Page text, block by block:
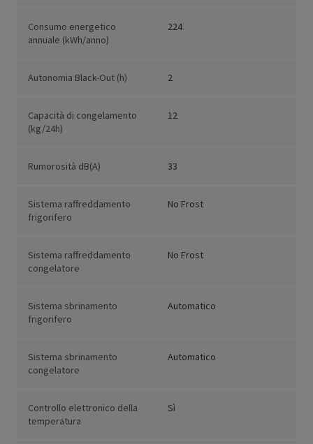
Consumo energetico
annuale (kWh/anno)
224
Autonomia Black-Out (h) 2
Capacità di congelamento
(kg/24h)
12
Rumorosità dB(A) 33
Sistema raffreddamento
frigorifero
No Frost
Sistema raffreddamento
congelatore
No Frost
Sistema sbrinamento
frigorifero
Automatico
Sistema sbrinamento
congelatore
Automatico
Controllo elettronico della
temperatura
Sì